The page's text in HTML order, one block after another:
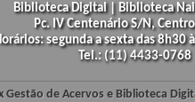
Biblioteca Digital | Biblioteca
Pc. IV Centenário S/N,
segunda a sexta das
Tel.: (11) 4433-
Gestão de Acervos e Biblioteca